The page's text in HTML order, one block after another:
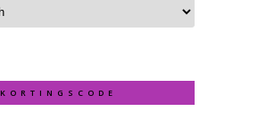
KORTINGSCODE